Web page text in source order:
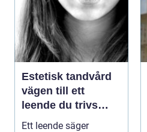
Estetisk tandvård
vägen till ett
leende du trivs
med
Ett leende säger